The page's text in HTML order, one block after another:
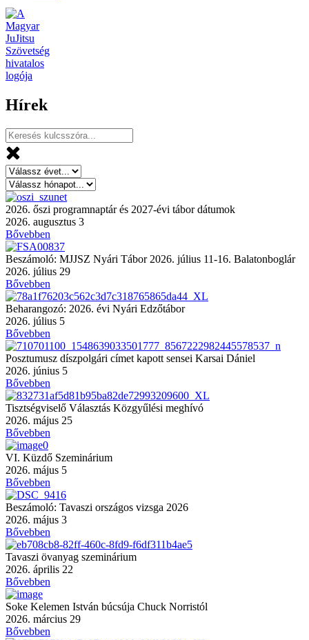
Hírek
2026. őszi programnaptár és 2027-évi tábor dátumok
2026. augusztus 3
Bővebben
Beszámoló: MJJSZ Nyári Tábor 2026. július 11-16. Balatonboglár
2026. július 29
Bővebben
Beharangozó: 2026. évi Nyári Edzőtábor
2026. július 5
Bővebben
Posztumusz díszpolgári címet kapott sensei Karsai Dániel
2026. június 5
Bővebben
Tisztségviselő Választás Közgyűlési meghívó
2026. május 25
Bővebben
VI. Küzdő Szeminárium
2026. május 5
Bővebben
Beszámoló: Tavaszi országos vizsga 2026
2026. május 3
Bővebben
Tavaszi övanyag szeminárium
2026. április 22
Bővebben
Soke Kelemen István búcsúja Chuck Norristól
2026. március 29
Bővebben